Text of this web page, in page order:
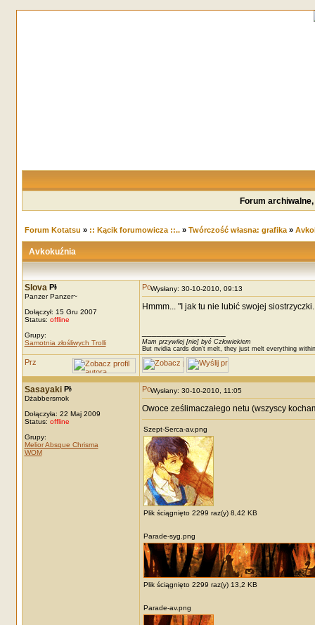
Forum
Forum Kotatsu » :: Kącik forumowicza ::..» Twórczość własna: grafika»
Avkokuźnia
Slova
Panzer Panzer~
Dołączył: 15 Gru 2007
Status: offline
Grupy:
Samotnia złośliwych Trolli
Wysłany: 30-10-2010, 09:13
Hmmm... "I jak tu nie lubić swojej
Mam przywilej [nie] być Człowiekiem
But nvidia cards don't melt, they just melt everything
Sasayaki
Dżabbersmok
Dołączyła: 22 Maj 2009
Status: offline
Grupy:
Melior Absque Chrisma
WOM
Wysłany: 30-10-2010, 11:05
Owoce ześlimaczałego netu (wszyscy
Szept-Serca-av.png
Plik ściągnięto 2299 raz(y) 8,42 KB
Parade-syg.png
Plik ściągnięto 2299 raz(y) 13,2 KB
Parade-av.png